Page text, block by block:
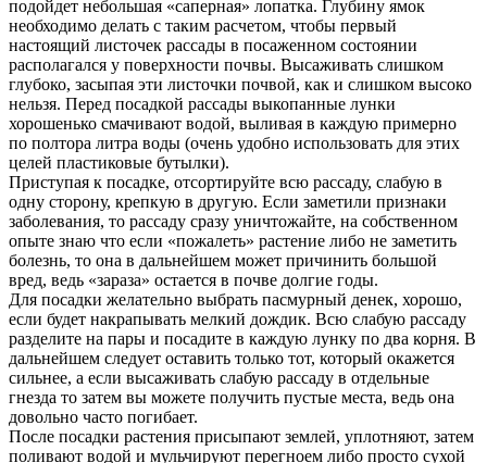
подойдет небольшая «саперная» лопатка. Глубину ямок
необходимо делать с таким расчетом, чтобы первый
настоящий листочек рассады в посаженном состоянии
располагался у поверхности почвы. Высаживать слишком
глубоко, засыпая эти листочки почвой, как и слишком высоко
нельзя. Перед посадкой рассады выкопанные лунки
хорошенько смачивают водой, выливая в каждую примерно
по полтора литра воды (очень удобно использовать для этих
целей пластиковые бутылки).
Приступая к посадке, отсортируйте всю рассаду, слабую в
одну сторону, крепкую в другую. Если заметили признаки
заболевания, то рассаду сразу уничтожайте, на собственном
опыте знаю что если «пожалеть» растение либо не заметить
болезнь, то она в дальнейшем может причинить большой
вред, ведь «зараза» остается в почве долгие годы.
Для посадки желательно выбрать пасмурный денек, хорошо,
если будет накрапывать мелкий дождик. Всю слабую рассаду
разделите на пары и посадите в каждую лунку по два корня. В
дальнейшем следует оставить только тот, который окажется
сильнее, а если высаживать слабую рассаду в отдельные
гнезда то затем вы можете получить пустые места, ведь она
довольно часто погибает.
После посадки растения присыпают землей, уплотняют, затем
поливают водой и мульчируют перегноем либо просто сухой